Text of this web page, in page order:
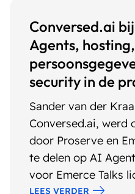
Conversed.ai
Agents, hosting,
security in de
Sander van der
Conversed.ai, werd
door Proserve en
te delen op AI
voor Emerce Talks
LEES VERDER